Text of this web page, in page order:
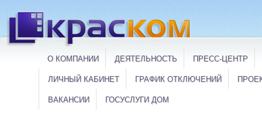
О КОМПАНИИ ДЕЯТЕЛЬНОСТЬ ПРЕСС-ЦЕНТР
ЛИЧНЫЙ КАБИНЕТ ГРАФИК ОТКЛЮЧЕНИЙ
ВАКАНСИИ ГОСУСЛУГИ ДОМ